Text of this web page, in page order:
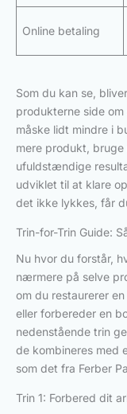
Online betaling
Som du kan se,
produkterne side
måske lidt mindre i
mere produkt,
ufuldstændige
udviklet til at klare
det ikke lykkes, får
Trin-for-Trin Guide:
Nu hvor du forstår,
nærmere på selve
om du restaurerer
eller forbereder en
nedenstående trin
de kombineres med
som det fra Ferber
Trin 1: Forbered dit